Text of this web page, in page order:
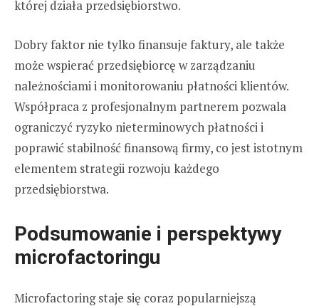
której działa przedsiębiorstwo.
Dobry faktor nie tylko finansuje faktury, ale także
może wspierać przedsiębiorcę w zarządzaniu
należnościami i monitorowaniu płatności klientów.
Współpraca z profesjonalnym partnerem pozwala
ograniczyć ryzyko nieterminowych płatności i
poprawić stabilność finansową firmy, co jest istotnym
elementem strategii rozwoju każdego
przedsiębiorstwa.
Podsumowanie i perspektywy
microfactoringu
Microfactoring staje się coraz popularniejszą